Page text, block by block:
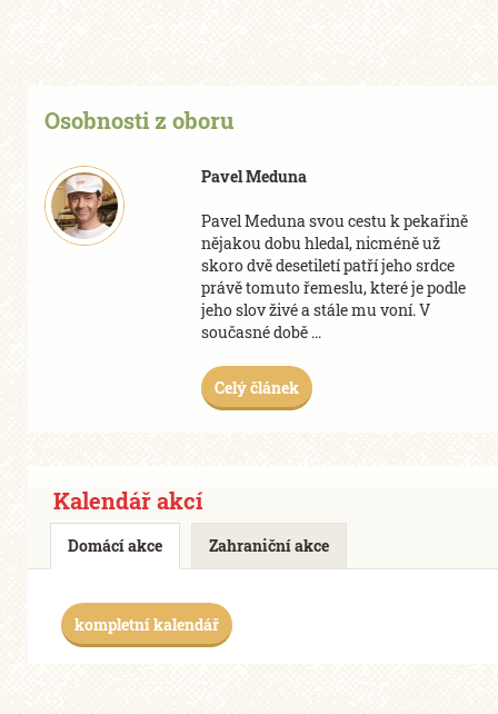
Osobnosti z oboru
Pavel Meduna
Pavel Meduna svou cestu k pekařině
nějakou dobu hledal, nicméně už
skoro dvě desetiletí patří jeho srdce
právě tomuto řemeslu, které je podle
jeho slov živé a stále mu voní. V
současné době ...
Celý článek
Kalendář akcí
Domácí akce Zahraniční akce
kompletní kalendář